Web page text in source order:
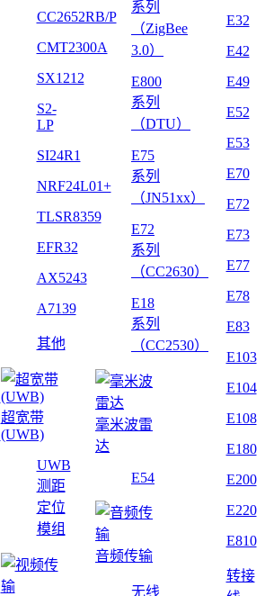
CC2652RB/P
CMT2300A
SX1212
S2-
LP
SI24R1
NRF24L01+
TLSR8359
EFR32
AX5243
A7139
其他
超宽带
(UWB)
UWB
测距
定位
模组
系列
（ZigBee
3.0）
E800
系列
（DTU）
E75
系列
（JN51xx）
E72
系列
（CC2630）
E18
系列
（CC2530）
毫米波雷
达
E54
音频传输
无线
E32
E42
E49
E52
E53
E70
E72
E73
E77
E78
E83
E103
E104
E108
E180
E200
E220
E810
转接